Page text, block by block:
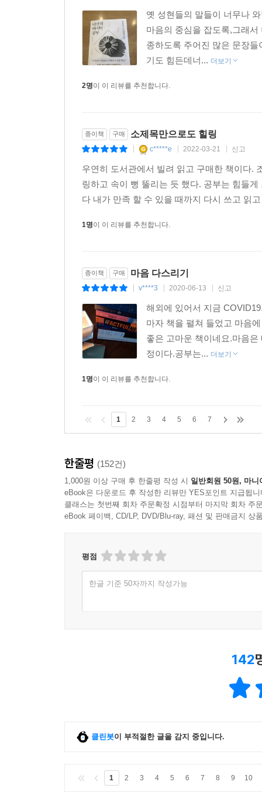
옛 성현들의 말들이 너무나
마음의 중심을 잡도록,그래
종하도록 주어진 많은 문장
기도 힘든데너... 더보기
2명이 이 리뷰를 추천합니다.
종이책 구매 소제목만으로도 힐링
c*****e 2022-03-21 신고
우연히 도서관에서 빌려 읽고 구매한 책이다.
링하고 속이 뻥 뚤리는 듯 했다. 공부는 힘들
다 내가 만족 할 수 있을 때까지 다시 쓰고 읽
1명이 이 리뷰를 추천합니다.
종이책 구매 마음 다스리기
v****3 2020-06-13 신고
해외에 있어서 지금
마자 책을 펼쳐 들었고 마음
좋은 고마운 책이네요.마음
정이다.공부는... 더보기
1명이 이 리뷰를 추천합니다.
1 2 3 4 5 6 7
한줄평 (152건)
1,000원 이상 구매 후 한줄평 작성 시 일반회원 50원, 마니
eBook은 다운로드 후 작성한 리뷰만 YES포인트 지급됩니
클래스는 첫번째 회차 주문확정 시점부터 마지막 회차 주
eBook 페이백, CD/LP, DVD/Blu-ray, 패션 및 판매금지 상
평점
한글 기준 50자까지 작성가능
142
클린봇이 부적절한 글을 감지 중입니다.
1 2 3 4 5 6 7 8 9 10